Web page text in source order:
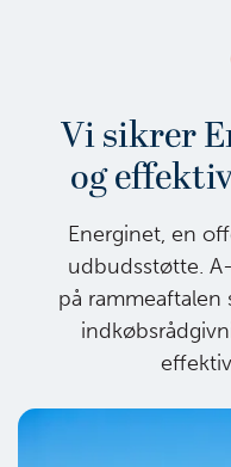
Vi sikrer
og
Energinet, en
udbudsstøtte.
på rammeaftalen